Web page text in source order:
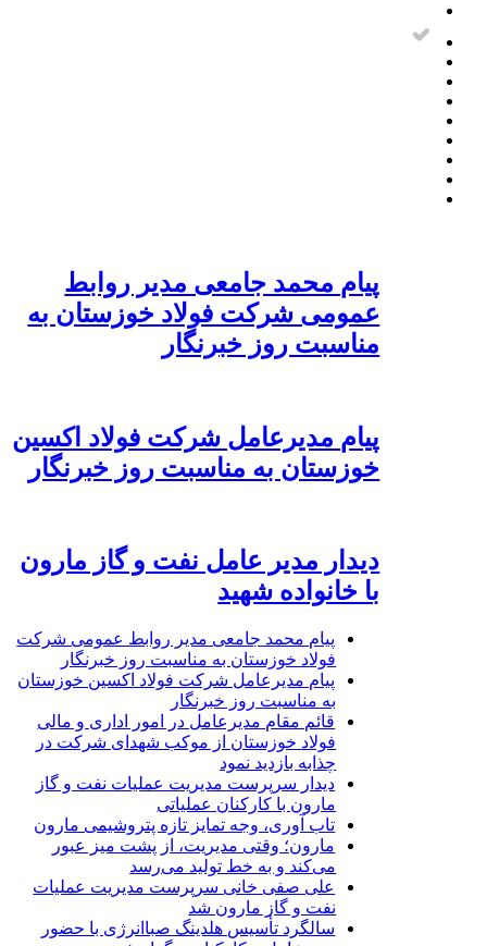
پیام محمد جامعی مدیر روابط
عمومی شرکت فولاد خوزستان به
مناسبت روز خبرنگار
پیام مدیرعامل شرکت فولاد اکسین
خوزستان به مناسبت روز خبرنگار
دیدار مدیر عامل نفت و گاز مارون
با خانواده شهید
پیام محمد جامعی مدیر روابط عمومی شرکت
فولاد خوزستان به مناسبت روز خبرنگار
پیام مدیرعامل شرکت فولاد اکسین خوزستان
به مناسبت روز خبرنگار
قائم مقام مدیرعامل در امور اداری و مالی
فولاد خوزستان از موکب شهدای شرکت در
چذابه بازدید نمود
دیدار سرپرست مدیریت عملیات نفت و گاز
مارون با کارکنان عملیاتی
تاب آوری، وجه تمایز تازه پتروشیمی مارون
مارون؛ وقتی مدیریت، از پشت میز عبور
می‌کند و به خط تولید می‌رسد
علی صفی خانی سرپرست مدیریت عملیات
نفت و گاز مارون شد
سالگرد تأسیس هلدینگ صباانرژی با حضور